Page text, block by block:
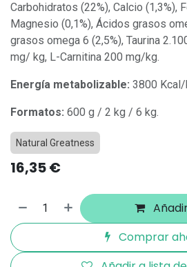
Carbohidratos (22%), Calcio (1,3%),
Magnesio (0,1%), Ácidos grasos
grasos omega 6 (2,5%), Taurina
mg/ kg, L-Carnitina 200 mg/kg.
Energía metabolizable: 3800 Kcal/
Formatos: 600 g / 2 kg / 6 kg.
Natural Greatness
16,35€
Comprar